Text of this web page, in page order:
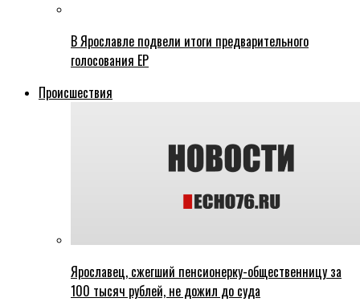
В Ярославле подвели итоги предварительного
голосования ЕР
Происшествия
Ярославец, сжегший пенсионерку-общественницу за
100 тысяч рублей, не дожил до суда